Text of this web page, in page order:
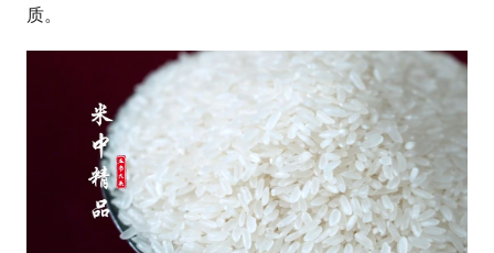
质。